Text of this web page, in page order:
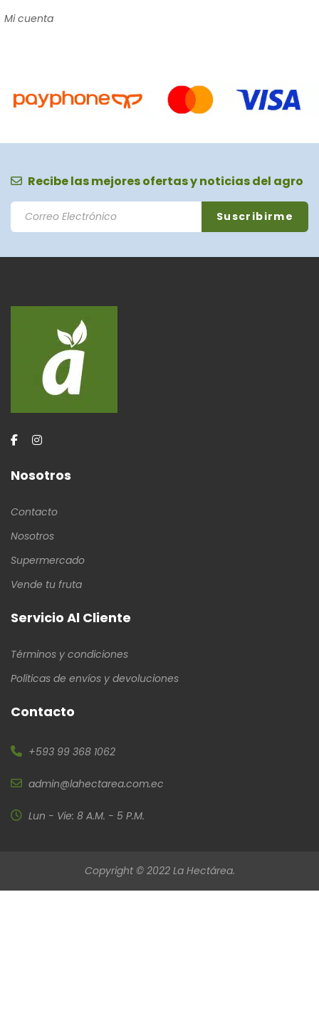
Mi cuenta
Recibe las mejores ofertas y noticias del agro
Nosotros
Contacto
Nosotros
Supermercado
Vende tu fruta
Servicio Al Cliente
Términos y condiciones
Políticas de envíos y devoluciones
Contacto
+593 99 368 1062
admin@lahectarea.com.ec
Lun - Vie: 8 A.M. - 5 P.M.
Copyright © 2022 La Hectárea.